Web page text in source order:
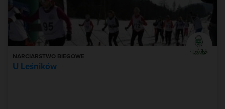
NARCIARSTWO BIEGOWE
U Leśników